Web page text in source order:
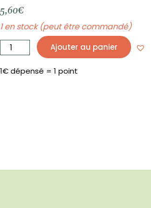
5,60€
1 en stock (peut être commandé)
de
Savon
Pamplemousse
Bio
Argile
Blanche
Ajouter au panier
1€ dépensé = 1 point